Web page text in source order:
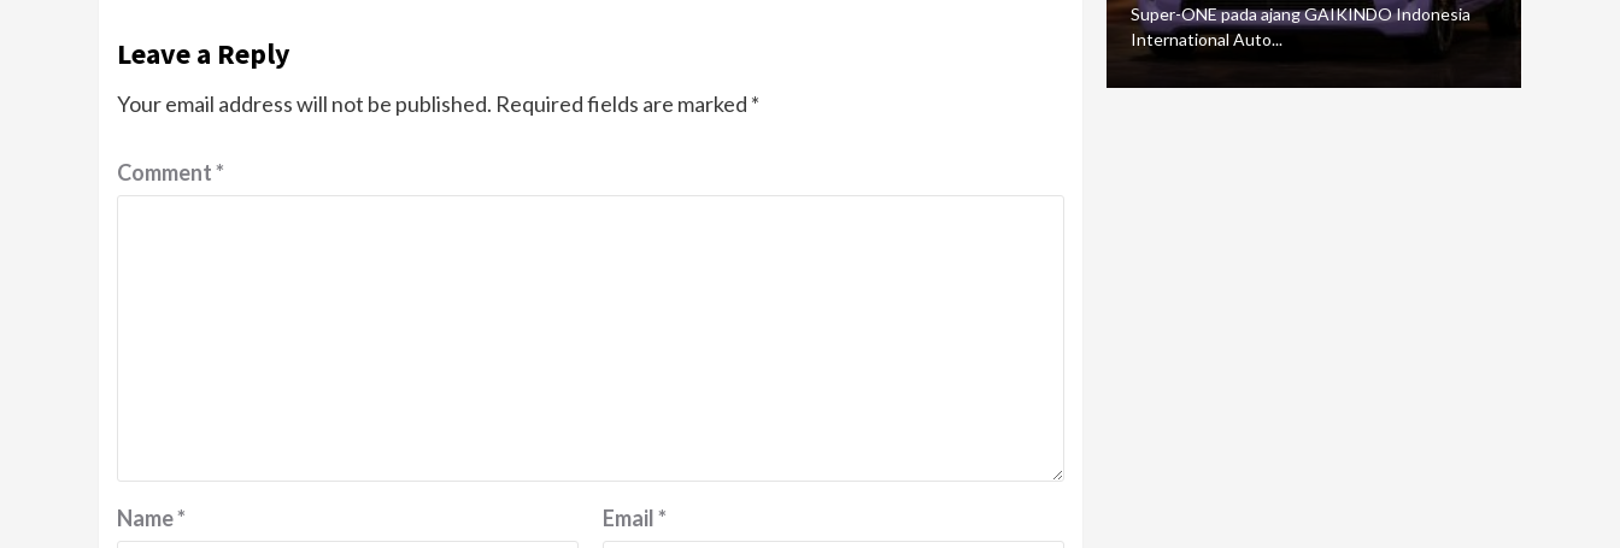
Leave a Reply
Your email address will not be published. Required fields are marked *
Comment*
Name* Email*
Super-ONE pada ajang GAIKINDO Indonesia
International Auto...